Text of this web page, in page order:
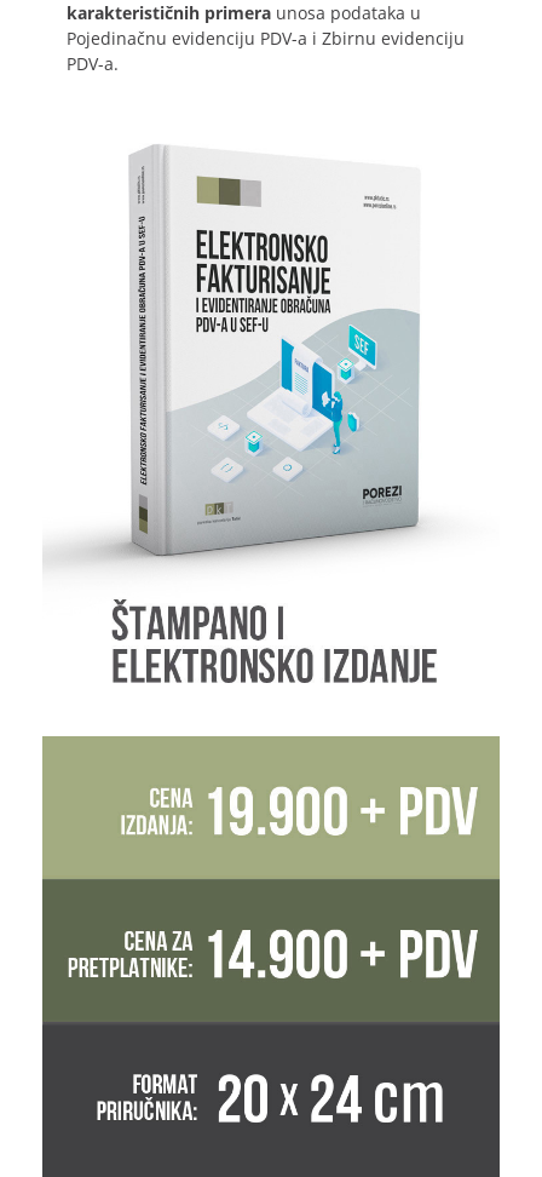
karakterističnih primera unosa podataka u
Pojedinačnu evidenciju PDV-a i Zbirnu evidenciju
PDV-a.